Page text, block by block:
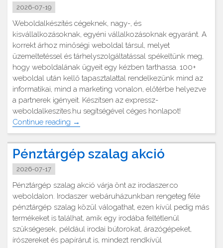
2026-07-19
Weboldalkészítés cégeknek, nagy-, és
kisvállalkozásoknak, egyéni vállalkozásoknak egyaránt. A
korrekt árhoz minőségi weboldal társul, melyet
üzemeltetéssel és tárhelyszolgáltatással spékeltünk meg,
hogy weboldalának ügyeit egy kézben tarthassa. 100+
weboldal után kellő tapasztalattal rendelkezünk mind az
informatikai, mind a marketing vonalon, előtérbe helyezve
a partnerek igényeit. Készítsen az expressz-
weboldalkeszites.hu segítségével céges honlapot!
Continue reading "Weboldalkészítés
cégeknek"
→
Pénztárgép szalag akció
2026-07-17
Pénztárgép szalag akció várja önt az irodaszer.co
weboldalon. Irodaszer webáruházunkban rengeteg féle
pénztárgép szalag közül válogathat, ezen kívül pedig más
termékeket is találhat, amik egy irodába feltétlenül
szükségesek, például irodai bútorokat, árazógépeket,
írószereket és papírárut is, mindezt rendkívül